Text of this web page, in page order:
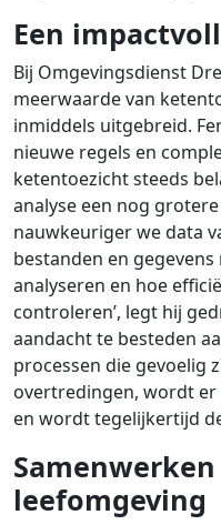
Een
Bij Omgevingsdienst
meerwaarde van
inmiddels uitgebreid.
nieuwe regels en
ketentoezicht steeds
analyse een nog
nauwkeuriger we data
bestanden en
analyseren en hoe
controleren’, legt hij
aandacht te besteden
processen die gevoelig
overtredingen, wordt
en wordt tegelijkertijd
leefomgeving